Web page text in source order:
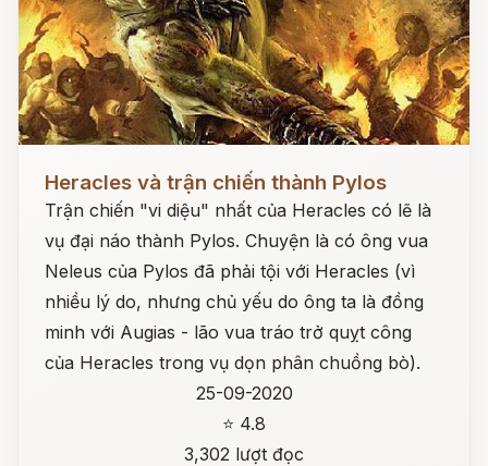
Heracles và trận chiến thành Pylos
Trận chiến "vi diệu" nhất của Heracles có lẽ là
vụ đại náo thành Pylos. Chuyện là có ông vua
Neleus của Pylos đã phải tội với Heracles (vì
nhiều lý do, nhưng chủ yếu do ông ta là đồng
minh với Augias - lão vua tráo trở quỵt công
của Heracles trong vụ dọn phân chuồng bò).
25-09-2020
⭐ 4.8
3,302 lượt đọc